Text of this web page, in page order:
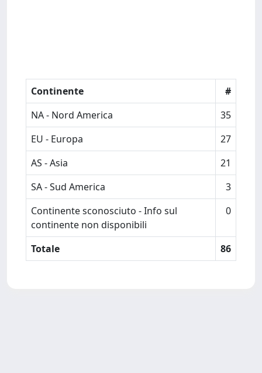
Continente
#
NA - Nord America
35
EU - Europa
27
AS - Asia
21
SA - Sud America
3
Continente sconosciuto - Info sul
continente non disponibili
0
Totale 86